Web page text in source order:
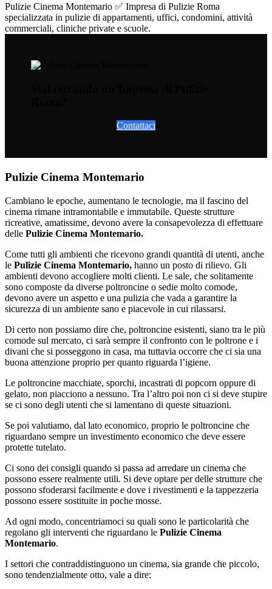
Pulizie Cinema Montemario ✅ Impresa di Pulizie Roma
specializzata in pulizie di appartamenti, uffici, condomini, attività
commerciali, cliniche private e scuole.
Contattaci
Pulizie Cinema Montemario
Cambiano le epoche, aumentano le tecnologie, ma il fascino del
cinema rimane intramontabile e immutabile. Queste strutture
ricreative, amatissime, devono avere la consapevolezza di effettuare
delle Pulizie Cinema Montemario.
Come tutti gli ambienti che ricevono grandi quantità di utenti, anche
le Pulizie Cinema Montemario, hanno un posto di rilievo. Gli
ambienti devono accogliere molti clienti. Le sale, che solitamente
sono composte da diverse poltroncine o sedie molto comode,
devono avere un aspetto e una pulizia che vada a garantire la
sicurezza di un ambiente sano e piacevole in cui rilassarsi.
Di certo non possiamo dire che, poltroncine esistenti, siano tra le più
comode sul mercato, ci sarà sempre il confronto con le poltrone e i
divani che si posseggono in casa, ma tuttavia occorre che ci sia una
buona attenzione proprio per quanto riguarda l’igiene.
Le poltroncine macchiate, sporchi, incastrati di popcorn oppure di
gelato, non piacciono a nessuno. Tra l’altro poi non ci si deve stupire
se ci sono degli utenti che si lamentano di queste situazioni.
Se poi valutiamo, dal lato economico, proprio le poltroncine che
riguardano sempre un investimento economico che deve essere
protette tutelato.
Ci sono dei consigli quando si passa ad arredare un cinema che
possono essere realmente utili. Si deve optare per delle strutture che
possono sfoderarsi facilmente e dove i rivestimenti e la tappezzeria
possono essere sostituite in poche mosse.
Ad ogni modo, concentriamoci su quali sono le particolarità che
regolano gli interventi che riguardano le Pulizie Cinema
Montemario.
I settori che contraddistinguono un cinema, sia grande che piccolo,
sono tendenzialmente otto, vale a dire: